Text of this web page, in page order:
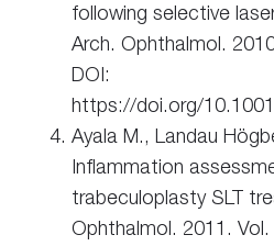
following selective
Arch. Ophthalmol.
DOI:
https://doi.org/
Ayala M., Landau
Inflammation
trabeculoplasty SLT
Ophthalmol. 2011.